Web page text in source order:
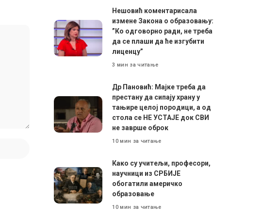
Нешовић коментарисала
измене Закона о образовању:
”Ко одговорно ради, не треба
да се плаши да ће изгубити
лиценцу”
3 мин за читање
Др Пановић: Мајке треба да
престану да сипају храну у
тањире целој породици, а од
стола се НЕ УСТАЈЕ док СВИ
не заврше оброк
10 мин за читање
Како су учитељи, професори,
научници из СРБИЈЕ
обогатили америчко
образовање
10 мин за читање